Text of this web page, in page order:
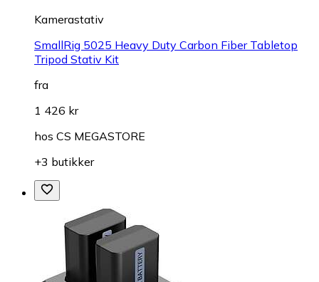
Kamerastativ
SmallRig 5025 Heavy Duty Carbon Fiber Tabletop
Tripod Stativ Kit
fra
1 426 kr
hos CS MEGASTORE
+3 butikker